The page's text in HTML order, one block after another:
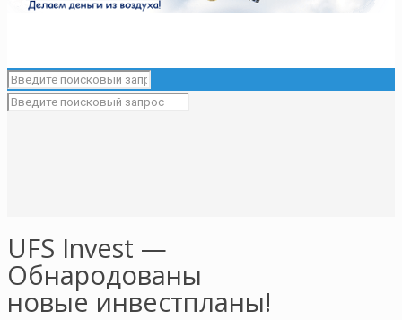
UFS Invest —
Обнародованы
новые инвестпланы!